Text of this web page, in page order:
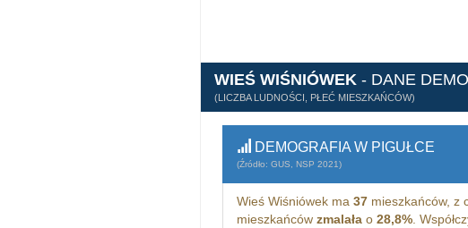
WIEŚ WIŚNIÓWEK - DANE
(LICZBA LUDNOŚCI, PŁEĆ MIESZKAŃCÓW)
DEMOGRAFIA W PIGUŁCE
(Źródło: GUS, NSP 2021)
Wieś Wiśniówek ma 37mieszkańców, z
mieszkańców zmalałao 28,8%.